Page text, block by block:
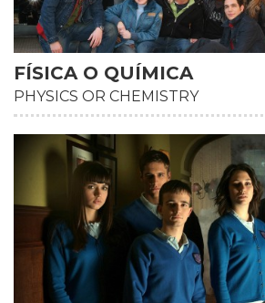
FÍSICA O QUÍMICA
PHYSICS OR CHEMISTRY